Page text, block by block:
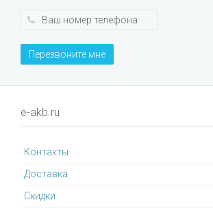
Перезвоните мне
e-akb.ru
Контакты
Доставка
Cкидки